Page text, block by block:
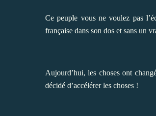
Ce peuple vous ne voulez pas
française dans son dos et sans un
Aujourd’hui, les choses ont
décidé d’accélérer les choses !